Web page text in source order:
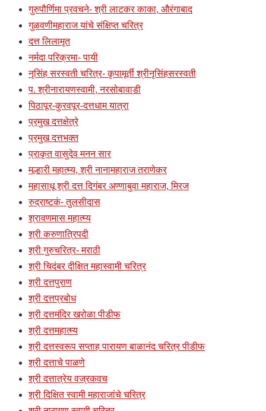
गुरुपौर्णिमा प्रवचने- श्री लाटकर काका, औरंगाबाद
गुळवणीमहाराज यांचे संक्षिप्त चरित्र
दत्त लिलामृत
नर्मदा परिक्रमा- पायी
नृसिंह सरस्वती चरित्र- कृपामूर्ती श्रीनृसिंहसरस्वती
प. श्रीनारायणस्वामी, नरसोबावाडी
पिठापूर-कुरवपूर-दत्तधाम यात्रा
प्रमुख दत्तक्षेत्रे
प्रमुख दत्तभक्त
प्राकृत वासुदेव मनन सार
मल्हारी महात्म्य, श्री नानामहाराज तराणेकर
महासाधू श्री दत्त दिगंबर अण्णाबुवा महाराज, मिरज
रुद्राष्टकं- तुलसीदास
श्रावणमास महात्म्य
श्री करुणात्रिपदी
श्री गुरुचरित्र- मराठी
श्री चिदंबर दीक्षित महास्वामी चरित्र
श्री दत्तपुराण
श्री दत्तप्रबोध
श्री दत्तमंदिर खरोळा पीडीफ
श्री दत्तमहात्म्य
श्री दत्तस्वरूप सप्ताह पारायण बाळानंद चरित्र पीडीफ
श्री दत्ताचे पाळणे
श्री दत्तात्रेय वज्रकवच
श्री दिक्षित स्वामी महाराजांचे चरित्र